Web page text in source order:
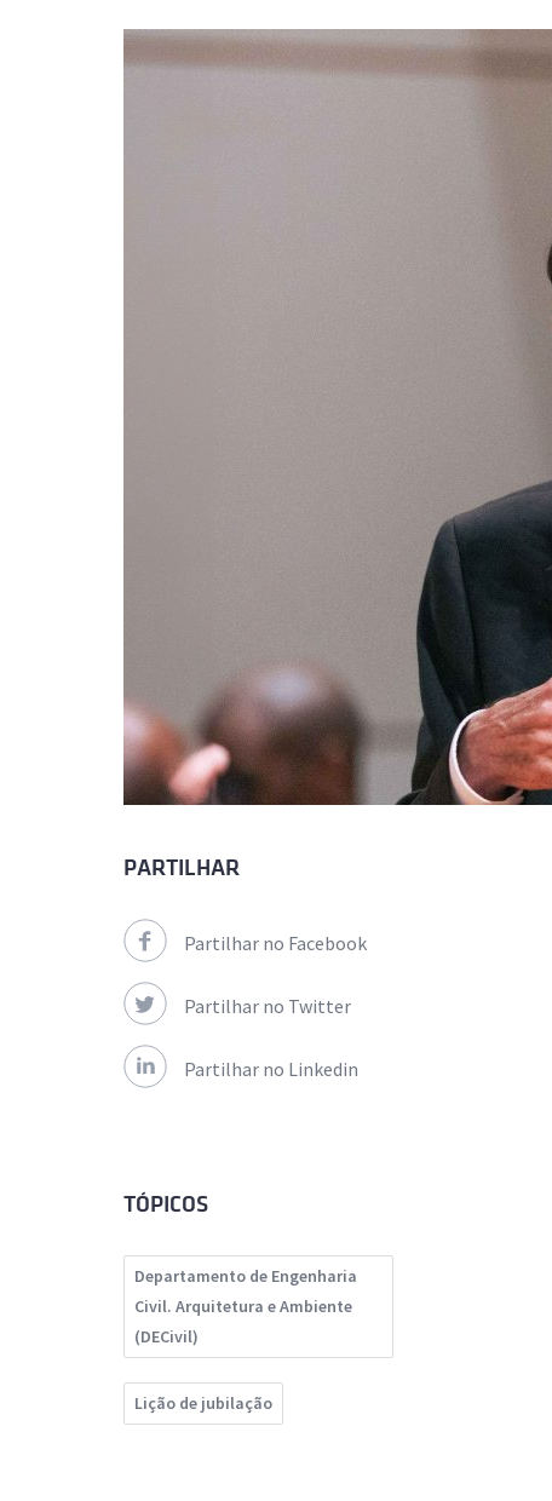
PARTILHAR
Partilhar no Facebook
Partilhar no Twitter
Partilhar no Linkedin
TÓPICOS
Departamento de Engenharia
Civil. Arquitetura e Ambiente
(DECivil)
Lição de jubilação